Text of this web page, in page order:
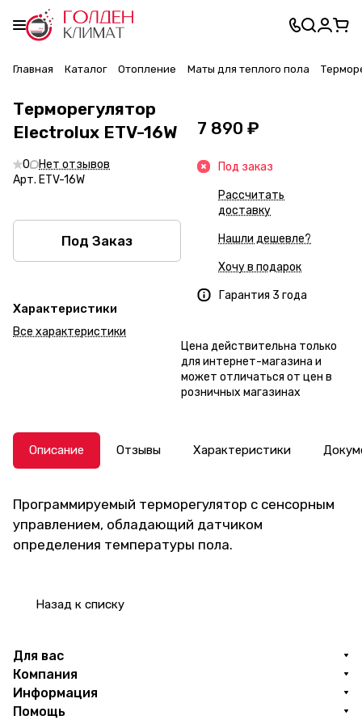
Главная Каталог Отопление Маты для теплого пола
Терморегулятор
Electrolux ETV-16W
0
Нет отзывов
Арт. ETV-16W
Под Заказ
Характеристики
Все характеристики
7 890 ₽
Под заказ
Рассчитать
доставку
Нашли дешевле?
Хочу в подарок
Гарантия 3 года
Цена действительна только
для интернет-магазина и
может отличаться от цен в
розничных магазинах
Описание Отзывы Характеристики
Программируемый терморегулятор с сенсорным
управлением, обладающий датчиком
определения температуры пола.
Назад к списку
Для вас
Компания
Информация
Помощь